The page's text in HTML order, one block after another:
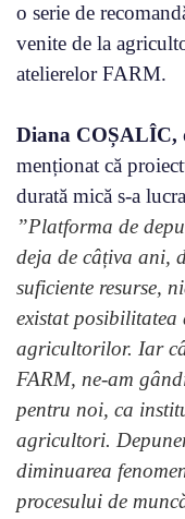
o serie de
venite de la
atelierelor FARM.
Diana COȘALÎC,
menționat că
durată mică s-a
”Platforma de
deja de câțiva ani,
suficiente resurse,
existat
agricultorilor. Iar
FARM, ne-am
pentru noi, ca
agricultori.
diminuarea
procesului de